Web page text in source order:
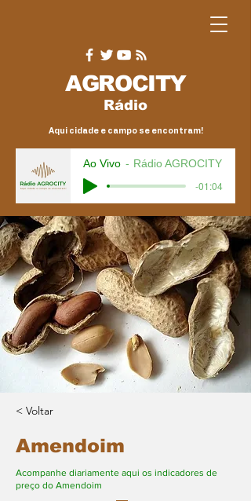
AGROCITY
Rádio
Aqui cidade e campo se encontram!
Ao Vivo Rádio AGROCITY
-01:04
< Voltar
Amendoim
Acompanhe diariamente aqui os indicadores de
preço do Amendoim